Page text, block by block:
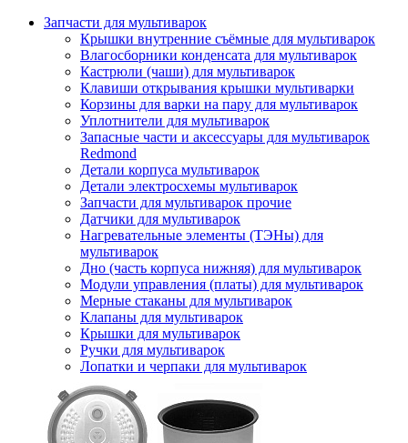
Запчасти для мультиварок
Крышки внутренние съёмные для мультиварок
Влагосборники конденсата для мультиварок
Кастрюли (чаши) для мультиварок
Клавиши открывания крышки мультиварки
Корзины для варки на пару для мультиварок
Уплотнители для мультиварок
Запасные части и аксессуары для мультиварок
Redmond
Детали корпуса мультиварок
Детали электросхемы мультиварок
Запчасти для мультиварок прочие
Датчики для мультиварок
Нагревательные элементы (ТЭНы) для
мультиварок
Дно (часть корпуса нижняя) для мультиварок
Модули управления (платы) для мультиварок
Мерные стаканы для мультиварок
Клапаны для мультиварок
Крышки для мультиварок
Ручки для мультиварок
Лопатки и черпаки для мультиварок